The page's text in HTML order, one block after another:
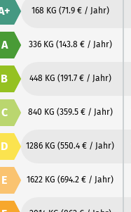
168 KG (71.9 € / Jahr)
A 336 KG (143.8 € / Jahr)
B 448 KG (191.7 € / Jahr)
C 840 KG (359.5 € / Jahr)
D 1286 KG (550.4 € / Jahr)
E 1622 KG (694.2 € / Jahr)